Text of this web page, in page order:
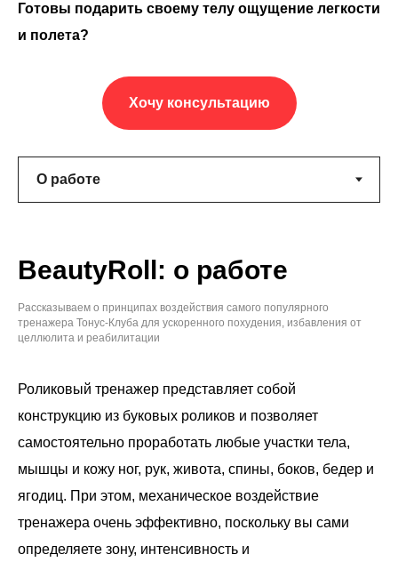
Готовы подарить своему телу ощущение легкости
и полета?
Хочу консультацию
BeautyRoll: о работе
Рассказываем о принципах воздействия самого популярного
тренажера Тонус-Клуба для ускоренного похудения, избавления от
целлюлита и реабилитации
Роликовый тренажер представляет собой
конструкцию из буковых роликов и позволяет
самостоятельно проработать любые участки тела,
мышцы и кожу ног, рук, живота, спины, боков, бедер и
ягодиц. При этом, механическое воздействие
тренажера очень эффективно, поскольку вы сами
определяете зону, интенсивность и